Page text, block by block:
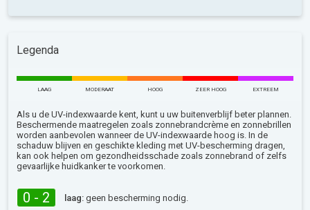
Legenda
LAAG MODERAAT HOOG ZEER HOOG EXTREEM
Als u de UV-indexwaarde kent, kunt u uw buitenverblijf beter plannen.
Beschermende maatregelen zoals zonnebrandcrème en zonnebrillen
worden aanbevolen wanneer de UV-indexwaarde hoog is. In de
schaduw blijven en geschikte kleding met UV-bescherming dragen,
kan ook helpen om gezondheidsschade zoals zonnebrand of zelfs
gevaarlijke huidkanker te voorkomen.
0 - 2 laag: geen bescherming nodig.